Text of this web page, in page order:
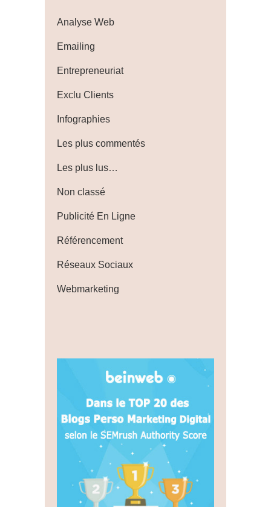
Analyse Web
Emailing
Entrepreneuriat
Exclu Clients
Infographies
Les plus commentés
Les plus lus…
Non classé
Publicité En Ligne
Référencement
Réseaux Sociaux
Webmarketing